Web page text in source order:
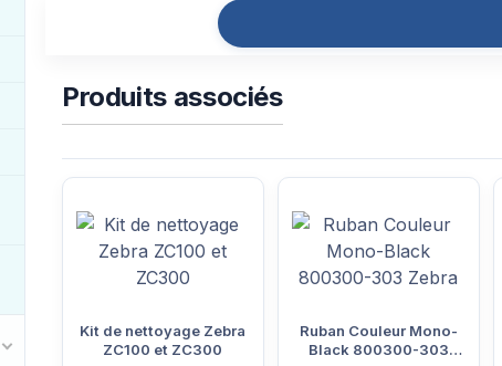
Produits associés
Kit de nettoyage Zebra
ZC100 et ZC300
Ruban Couleur Mono-
Black 800300-303